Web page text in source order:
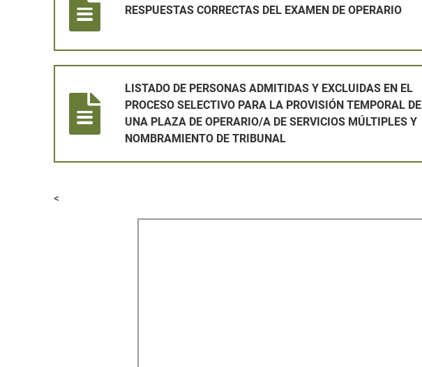
RESPUESTAS CORRECTAS DEL EXAMEN DE OPERARIO
LISTADO DE PERSONAS ADMITIDAS Y EXCLUIDAS EN EL
PROCESO SELECTIVO PARA LA PROVISIÓN TEMPORAL DE
UNA PLAZA DE OPERARIO/A DE SERVICIOS MÚLTIPLES Y
NOMBRAMIENTO DE TRIBUNAL
<